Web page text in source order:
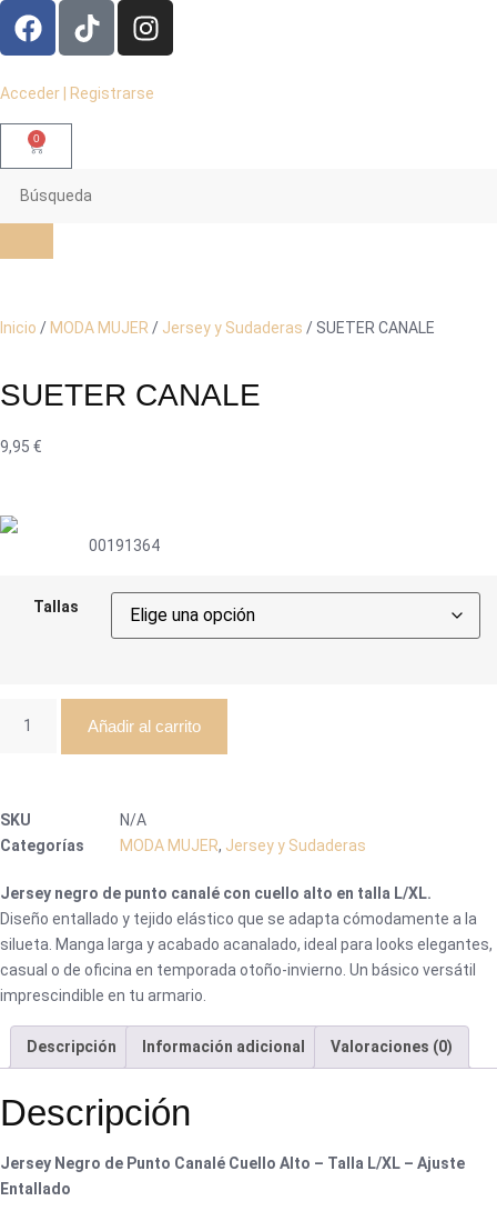
Acceder | Registrarse
0
Inicio / MODA MUJER / Jersey y Sudaderas / SUETER CANALE
SUETER CANALE
9,95 €
00191364
Tallas
Añadir al carrito
SKU
N/A
Categorías
MODA MUJER, Jersey y Sudaderas
Jersey negro de punto canalé con cuello alto en talla L/XL.
Diseño entallado y tejido elástico que se adapta cómodamente a la
silueta. Manga larga y acabado acanalado, ideal para looks elegantes,
casual o de oficina en temporada otoño-invierno. Un básico versátil
imprescindible en tu armario.
Descripción Información adicional Valoraciones (0)
Descripción
Jersey Negro de Punto Canalé Cuello Alto – Talla L/XL – Ajuste
Entallado